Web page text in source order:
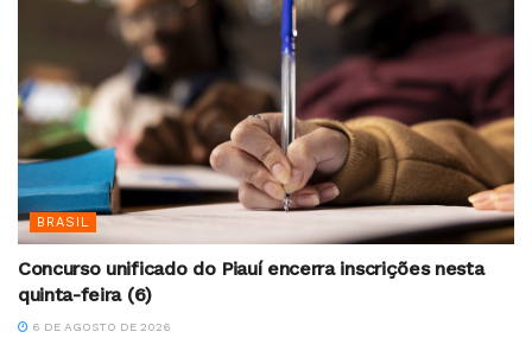
BRASIL
Concurso unificado do Piauí encerra inscrições nesta
quinta-feira (6)
6 DE AGOSTO DE 2026